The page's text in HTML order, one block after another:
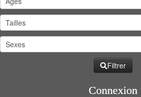
Filtrer
Connexion